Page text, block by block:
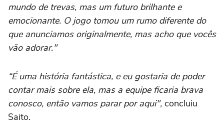
mundo de trevas, mas um futuro brilhante e
emocionante. O jogo tomou um rumo diferente do
que anunciamos originalmente, mas acho que vocês
vão adorar."
“É uma história fantástica, e eu gostaria de poder
contar mais sobre ela, mas a equipe ficaria brava
conosco, então vamos parar por aqui", concluiu
Saito.